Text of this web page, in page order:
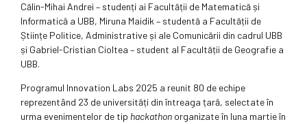
Călin-Mihai Andrei – studenți ai Facultății de Matematică și
Informatică a UBB, Miruna Maidik – studentă a Facultății de
Științe Politice, Administrative și ale Comunicării din cadrul UBB
și Gabriel-Cristian Cioltea – student al Facultății de Geografie a
UBB.
Programul Innovation Labs 2025 a reunit 80 de echipe
reprezentând 23 de universități din întreaga țară, selectate în
urma evenimentelor de tip hackathon organizate în luna martie în